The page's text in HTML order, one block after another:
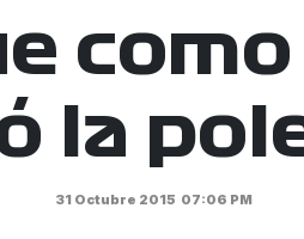
la
31 Octubre 2015 07:06 PM